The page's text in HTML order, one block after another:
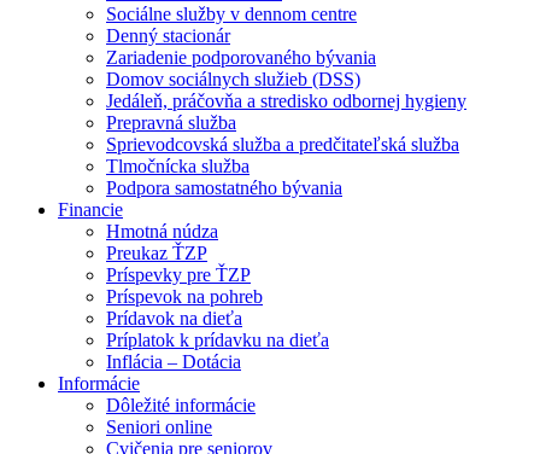
Sociálne služby v dennom centre
Denný stacionár
Zariadenie podporovaného bývania
Domov sociálnych služieb (DSS)
Jedáleň, práčovňa a stredisko odbornej hygieny
Prepravná služba
Sprievodcovská služba a predčitateľská služba
Tlmočnícka služba
Podpora samostatného bývania
Financie
Hmotná núdza
Preukaz ŤZP
Príspevky pre ŤZP
Príspevok na pohreb
Prídavok na dieťa
Príplatok k prídavku na dieťa
Inflácia – Dotácia
Informácie
Dôležité informácie
Seniori online
Cvičenia pre seniorov